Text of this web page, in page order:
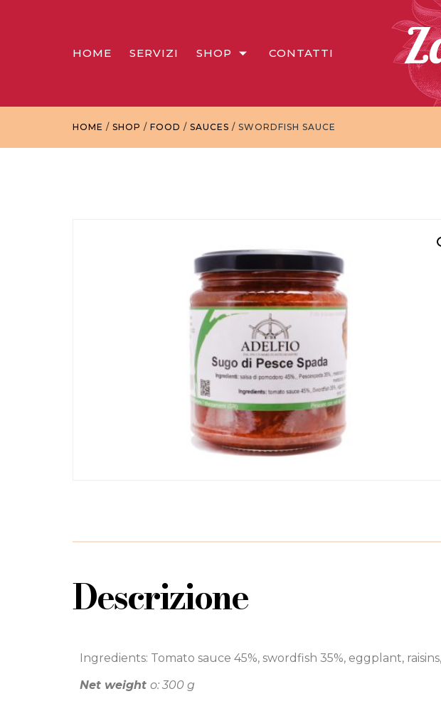
HOME SERVIZI SHOP CONTATTI
HOME / SHOP / FOOD / SAUCES / SWORDFISH SAUCE
Descrizione
Ingredients: Tomato sauce 45%, swordfish 35%, eggplant,
Net weight o: 300 g